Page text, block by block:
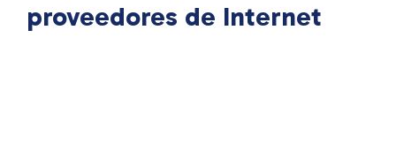
proveedores de Internet